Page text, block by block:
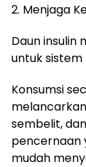
2. Menjaga
Daun insulin
untuk
Konsumsi
sembelit,
pencernaan
mudah